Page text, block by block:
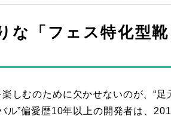
な「フェス特化型靴
しむのために欠かせないのが、“足
ル”偏愛歴10年以上の開発者は、